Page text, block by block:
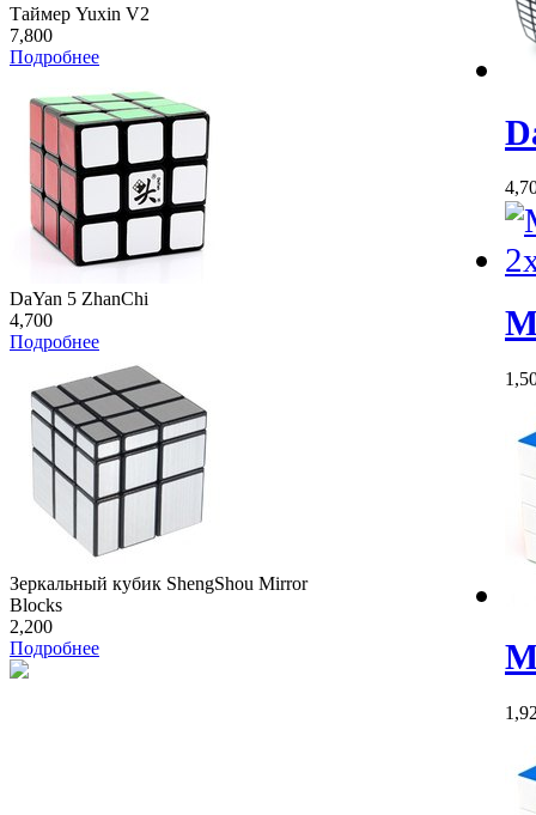
Таймер Yuxin V2
7,800
Подробнее
DaYan 5 ZhanChi
4,700
Подробнее
Зеркальный кубик ShengShou Mirror
Blocks
2,200
Подробнее